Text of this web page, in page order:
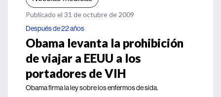
Publicado el 31 de octubre de 2009
Después de 22 años
Obama levanta la prohibición
de viajar a EEUU a los
portadores de VIH
Obama firma la ley sobre los enfermos de sida.